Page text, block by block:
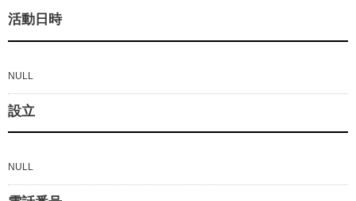
活動日時
NULL
設立
NULL